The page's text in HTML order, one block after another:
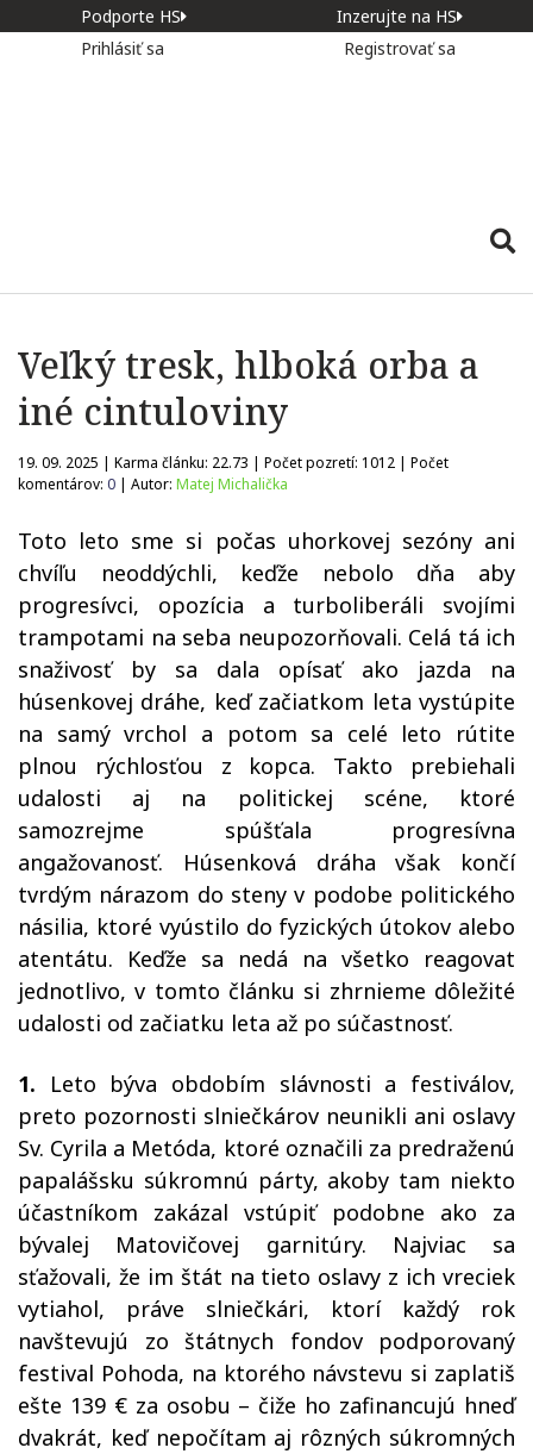
Podporte HS
Inzerujte na HS
Prihlásiť sa
Registrovať sa
Veľký tresk, hlboká orba a
iné cintuloviny
19. 09. 2025 | Karma článku: 22.73 | Počet pozretí: 1012 | Počet
komentárov: 0 | Autor: Matej Michalička
Toto leto sme si počas uhorkovej sezóny ani
chvíľu neoddýchli, keďže nebolo dňa aby
progresívci, opozícia a turboliberáli svojími
trampotami na seba neupozorňovali. Celá tá ich
snaživosť by sa dala opísať ako jazda na
húsenkovej dráhe, keď začiatkom leta vystúpite
na samý vrchol a potom sa celé leto rútite
plnou rýchlosťou z kopca. Takto prebiehali
udalosti aj na politickej scéne, ktoré
samozrejme spúšťala progresívna
angažovanosť. Húsenková dráha však končí
tvrdým nárazom do steny v podobe politického
násilia, ktoré vyústilo do fyzických útokov alebo
atentátu. Keďže sa nedá na všetko reagovat
jednotlivo, v tomto článku si zhrnieme dôležité
udalosti od začiatku leta až po súčastnosť.
1. Leto býva obdobím slávnosti a festiválov,
preto pozornosti slniečkárov neunikli ani oslavy
Sv. Cyrila a Metóda, ktoré označili za predraženú
papalášsku súkromnú párty, akoby tam niekto
účastníkom zakázal vstúpiť podobne ako za
bývalej Matovičovej garnitúry. Najviac sa
sťažovali, že im štát na tieto oslavy z ich vreciek
vytiahol, práve slniečkári, ktorí každý rok
navštevujú zo štátnych fondov podporovaný
festival Pohoda, na ktorého návstevu si zaplatiš
ešte 139 € za osobu – čiže ho zafinancujú hneď
dvakrát, keď nepočítam aj rôzných súkromných